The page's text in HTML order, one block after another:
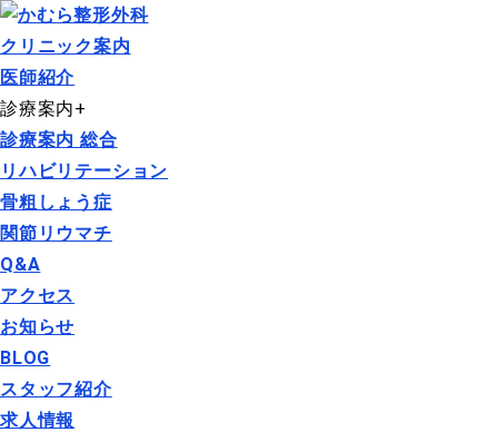
クリニック案内
医師紹介
診療案内+
診療案内 総合
リハビリテーション
骨粗しょう症
関節リウマチ
Q&A
アクセス
お知らせ
BLOG
スタッフ紹介
求人情報